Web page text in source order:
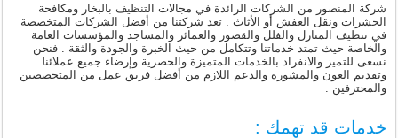
شركة المنصور من الشركات الرائدة في مجالات التنظيف بالبخار ومكافحة
الحشرات ونقل العفش أو الأثاث . تعد شركتنا من أفضل الشركات المتخصصة
في تنظيف المنازل والفلل والقصور والعمائر والمساجد والمؤسسات العامة
والخاصة حيث تمتد خدماتنا وتتكامل من حيث الخبرة والجودة والثقة . فنحن
نسعى للتميز والانفراد بالخدمات المتميزة والحصرية وإرضاء جميع عملائنا
وتقديم العون والمشورة والدعم اللازم من أفضل فريق عمل من المتخصصين
والمحترفين .
خدمات قد تهمك :